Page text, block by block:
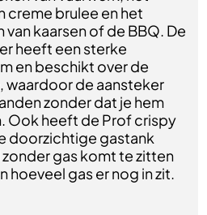
creme brulee en het
van kaarsen of de BBQ. De
heeft een sterke
en beschikt over de
de aansteker
zonder dat je hem
Ook heeft de Prof crispy
doorzichtige gastank
gas komt te zitten
hoeveel gas er nog in zit.